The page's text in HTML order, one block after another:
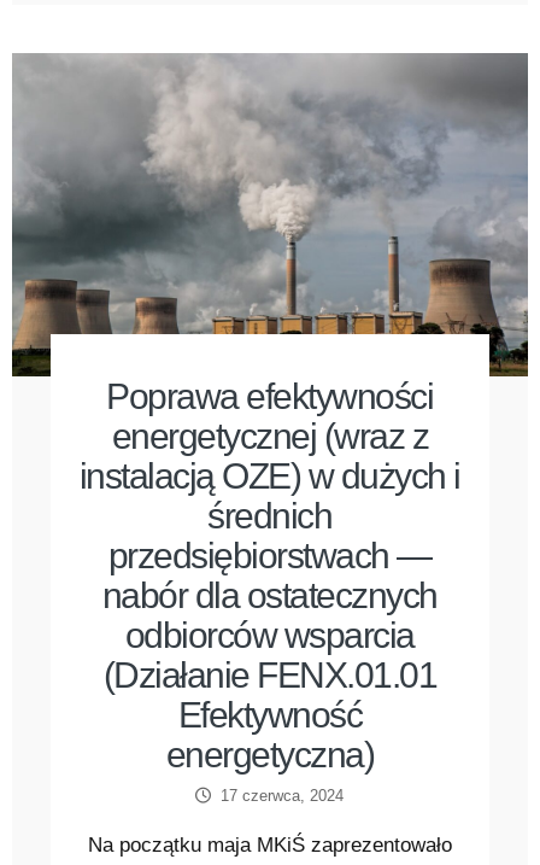
Poprawa efektywności
energetycznej (wraz z
instalacją OZE) w dużych i
średnich
przedsiębiorstwach —
nabór dla ostatecznych
odbiorców wsparcia
(Działanie FENX.01.01
Efektywność
energetyczna)
17 czerwca, 2024
Na początku maja MKiŚ zaprezentowało